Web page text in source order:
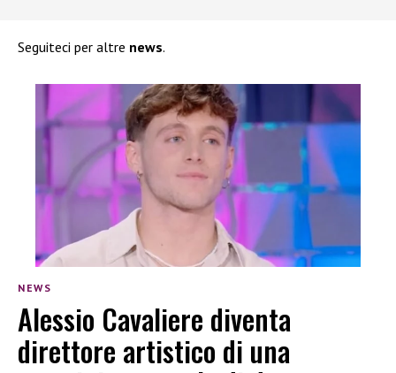
Seguiteci per altre news.
NEWS
Alessio Cavaliere diventa
direttore artistico di una